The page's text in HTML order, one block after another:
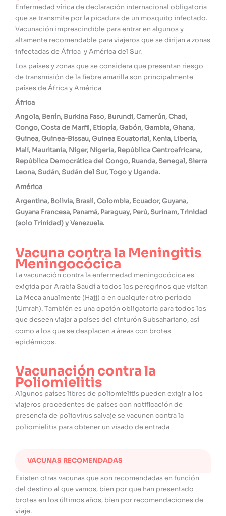
Enfermedad vírica de declaración internacional obligatoria
que se transmite por la picadura de un mosquito infectado.
Vacunación imprescindible para entrar en algunos y
altamente recomendable para viajeros que se dirijan a zonas
infectadas de África y América del Sur.
Los países y zonas que se considera que presentan riesgo
de transmisión de la fiebre amarilla son principalmente
países de África y América
África
Angola, Benín, Burkina Faso, Burundi, Camerún, Chad,
Congo, Costa de Marfil, Etiopía, Gabón, Gambia, Ghana,
Guinea, Guinea-Bissau, Guinea Ecuatorial, Kenia, Liberia,
Malí, Mauritania, Níger, Nigeria, República Centroafricana,
República Democrática del Congo, Ruanda, Senegal, Sierra
Leona, Sudán, Sudán del Sur, Togo y Uganda.
América
Argentina, Bolivia, Brasil, Colombia, Ecuador, Guyana,
Guyana Francesa, Panamá, Paraguay, Perú, Surinam, Trinidad
(solo Trinidad) y Venezuela.
Vacuna contra la Meningitis
Meningocócica
La vacunación contra la enfermedad meningocócica es
exigida por Arabia Saudí a todos los peregrinos que visitan
La Meca anualmente (Hajj) o en cualquier otro período
(Umrah). También es una opción obligatoria para todos los
que deseen viajar a países del cinturón Subsahariano, así
como a los que se desplacen a áreas con brotes
epidémicos.
Vacunación contra la
Poliomielitis
Algunos países libres de poliomielitis pueden exigir a los
viajeros procedentes de países con notificación de
presencia de poliovirus salvaje se vacunen contra la
poliomielitis para obtener un visado de entrada
VACUNAS RECOMENDADAS
Existen otras vacunas que son recomendadas en función
del destino al que vamos, bien por que han presentado
brotes en los últimos años, bien por recomendaciones de
viaje.